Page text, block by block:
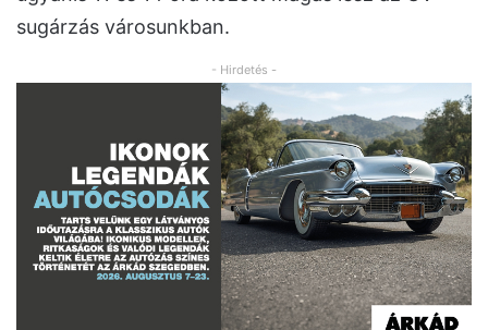
sugárzás városunkban.
- Hirdetés -